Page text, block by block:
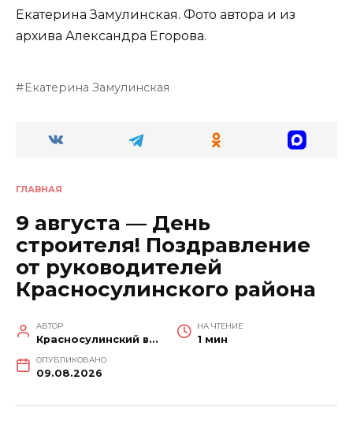
Екатерина Замулинская. Фото автора и из
архива Александра Егорова.
Екатерина Замулинская
ГЛАВНАЯ
9 августа — День
строителя! Поздравление
от руководителей
Красносулинского района
АВТОР
Красносулинский вестник
НА ЧТЕНИЕ
1 мин
ОПУБЛИКОВАНО
09.08.2026